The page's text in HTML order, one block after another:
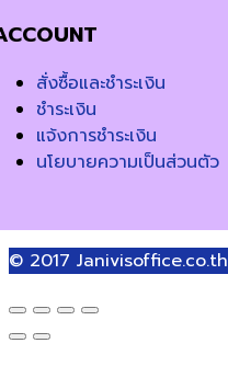
สั่งซื้อและชำระเงิน
ชำระเงิน
แจ้งการชำระเงิน
นโยบายความเป็นส่วนตัว
© 2017 Janivisoffice.co.th